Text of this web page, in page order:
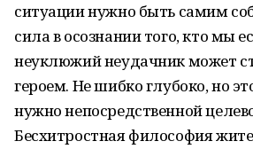
ситуации нужно быть самим
сила в осознании того, кто мы
неуклюжий неудачник может
героем. Не шибко глубоко, но
нужно непосредственной
Бесхитростная философия